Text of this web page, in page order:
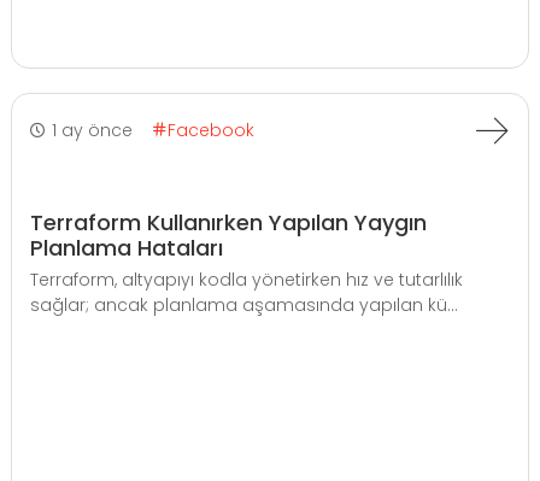
1 ay önce Facebook
Terraform Kullanırken Yapılan Yaygın
Planlama Hataları
Terraform, altyapıyı kodla yönetirken hız ve tutarlılık
sağlar; ancak planlama aşamasında yapılan kü...